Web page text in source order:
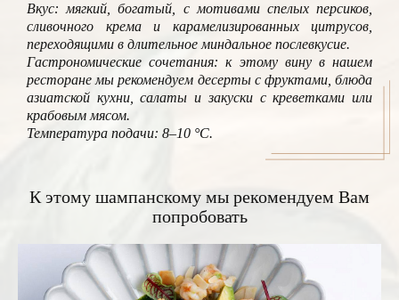
Вкус: мягкий, богатый, с мотивами спелых персиков,
сливочного крема и карамелизированных цитрусов,
переходящими в длительное миндальное послевкусие.
Гастрономические сочетания: к этому вину в нашем
ресторане мы рекомендуем десерты с фруктами, блюда
азиатской кухни, салаты и закуски с креветками или
крабовым мясом.
Температура подачи: 8–10 °C.
К этому шампанскому мы рекомендуем Вам
попробовать